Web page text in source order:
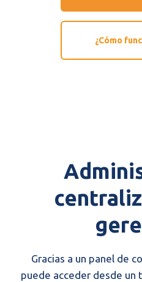
¿Cómo
Gracias a un panel de
puede acceder desde